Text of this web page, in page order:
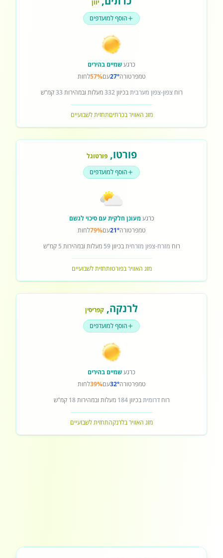
יוון
הוסף למועדפים
כרגעשמיים בהירים
טמפרטורה27°עם57%לחות
רוחצפון-צפון מערביתבכיוון332מעלות ובמהירות 33קמ"ש
מזג האוויר בכרתיםתחזית לשבועיים
פורטו,פורטוגל
הוסף למועדפים
כרגעמעונן חלקית עם סיכוי לגשם
טמפרטורה21°עם79%לחות
רוח מזרח-צפון מזרחיתבכיוון59 מעלות ובמהירות 5 קמ"ש
מזג האוויר בפורטותחזית לשבועיים
לרנקה, קפריסין
הוסף למועדפים
כרגעשמיים בהירים
טמפרטורה32°עם39%לחות
רוחדרומיתבכיוון184 מעלות ובמהירות18 קמ"ש
מזג האוויר בלרנקהתחזית לשבועיים